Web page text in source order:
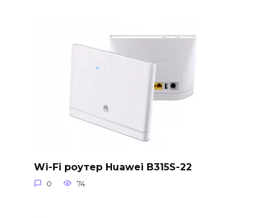
Wi-Fi роутер Huawei B315S-22
0 74